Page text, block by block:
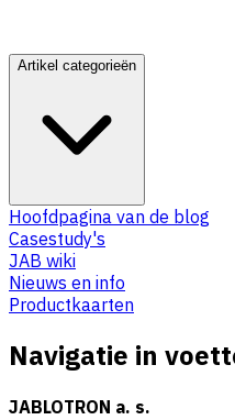
Artikel categorieën
Hoofdpagina van de blog
Casestudy's
JAB wiki
Nieuws en info
Productkaarten
Navigatie in
JABLOTRON a. s.